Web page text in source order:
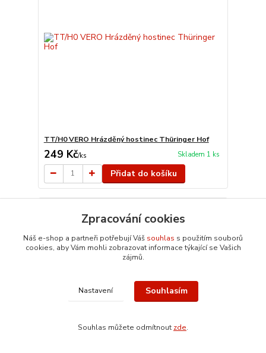
TT/H0 VERO Hrázděný hostinec Thüringer Hof
249 Kč/ks Skladem 1 ks
Přidat do košíku
Zpracování cookies
Náš e-shop a partneři potřebují Váš souhlas s použitím souborů
cookies, aby Vám mohli zobrazovat informace týkající se Vašich
zájmů.
Nastavení Souhlasím
Souhlas můžete odmítnout zde.